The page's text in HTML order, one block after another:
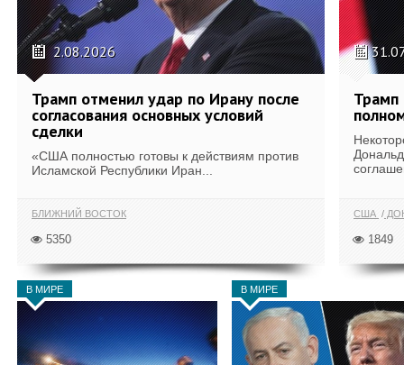
2.08.2026
Трамп отменил удар по Ирану после
согласования основных условий
сделки
«США полностью готовы к действиям против
Исламской Республики Иран...
БЛИЖНИЙ ВОСТОК
5350
Трамп
США
1849
В МИРЕ В МИРЕ